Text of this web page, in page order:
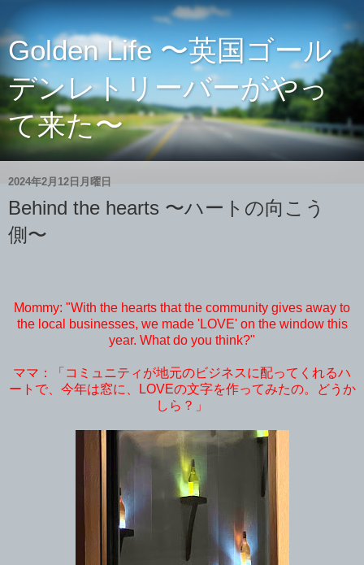
Golden Life 〜英国ゴール
デンレトリーバーがやっ
て来た〜
2024年2月12日月曜日
Behind the hearts 〜ハートの向こう
側〜
Mommy: "With the hearts that the community gives away to
the local businesses, we made 'LOVE' on the window this
year. What do you think?"
ママ：「コミュニティが地元のビジネスに配ってくれるハ
ートで、今年は窓に、LOVEの文字を作ってみたの。どうか
しら？」